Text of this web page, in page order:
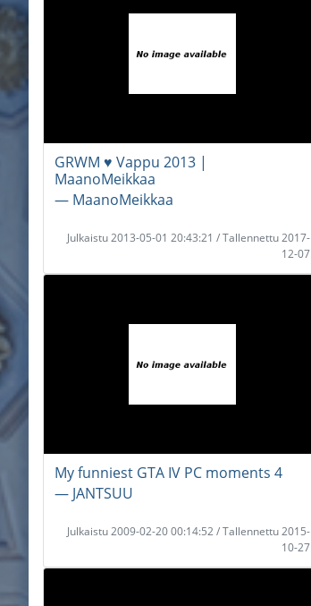
GRWM ♥ Vappu 2013 |
MaanoMeikkaa
― MaanoMeikkaa
Julkaistu 2013-05-01 20:43:21 / Tallennettu 2017-
12-07
My funniest GTA IV PC moments 4
― JANTSUU
Julkaistu 2009-02-20 00:14:52 / Tallennettu 2015-
10-27